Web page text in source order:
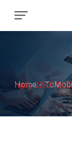
Home-
Thông tin ngày 27/01/